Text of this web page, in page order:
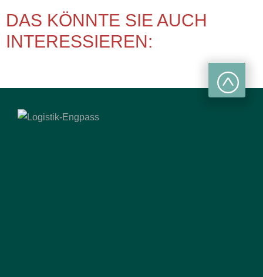
DAS KÖNNTE SIE AUCH
INTERESSIEREN: